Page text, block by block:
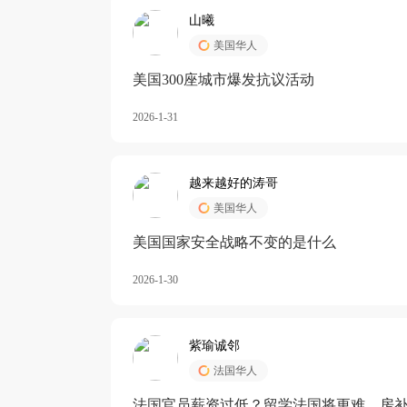
山曦
美国华人
美国300座城市爆发抗议活动
2026-1-31
越来越好的涛哥
美国华人
美国国家安全战略不变的是什么
2026-1-30
紫瑜诚邻
法国华人